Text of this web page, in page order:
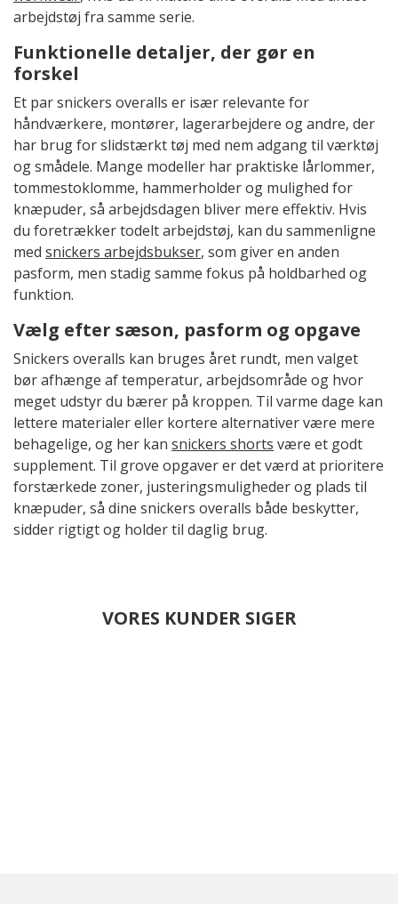
arbejdstøj fra samme serie.
Funktionelle detaljer, der gør en
forskel
Et par snickers overalls er især relevante for
håndværkere, montører, lagerarbejdere og andre, der
har brug for slidstærkt tøj med nem adgang til værktøj
og smådele. Mange modeller har praktiske lårlommer,
tommestoklomme, hammerholder og mulighed for
knæpuder, så arbejdsdagen bliver mere effektiv. Hvis
du foretrækker todelt arbejdstøj, kan du sammenligne
med snickers arbejdsbukser, som giver en anden
pasform, men stadig samme fokus på holdbarhed og
funktion.
Vælg efter sæson, pasform og opgave
Snickers overalls kan bruges året rundt, men valget
bør afhænge af temperatur, arbejdsområde og hvor
meget udstyr du bærer på kroppen. Til varme dage kan
lettere materialer eller kortere alternativer være mere
behagelige, og her kan snickers shorts være et godt
supplement. Til grove opgaver er det værd at prioritere
forstærkede zoner, justeringsmuligheder og plads til
knæpuder, så dine snickers overalls både beskytter,
sidder rigtigt og holder til daglig brug.
VORES KUNDER SIGER